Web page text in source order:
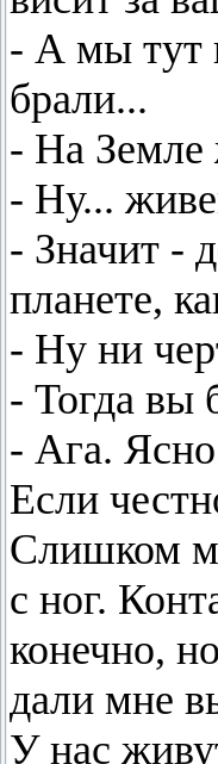
- А мы тут
брали...
- На Земле
- Ну...
- Значит -
планете,
- Ну ни
- Тогда вы
- Ага.
Если
Слишком
с ног.
конечно,
дали мне
У нас